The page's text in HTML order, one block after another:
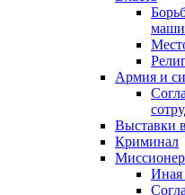
Армия и
Выставки
Криминал
Иная